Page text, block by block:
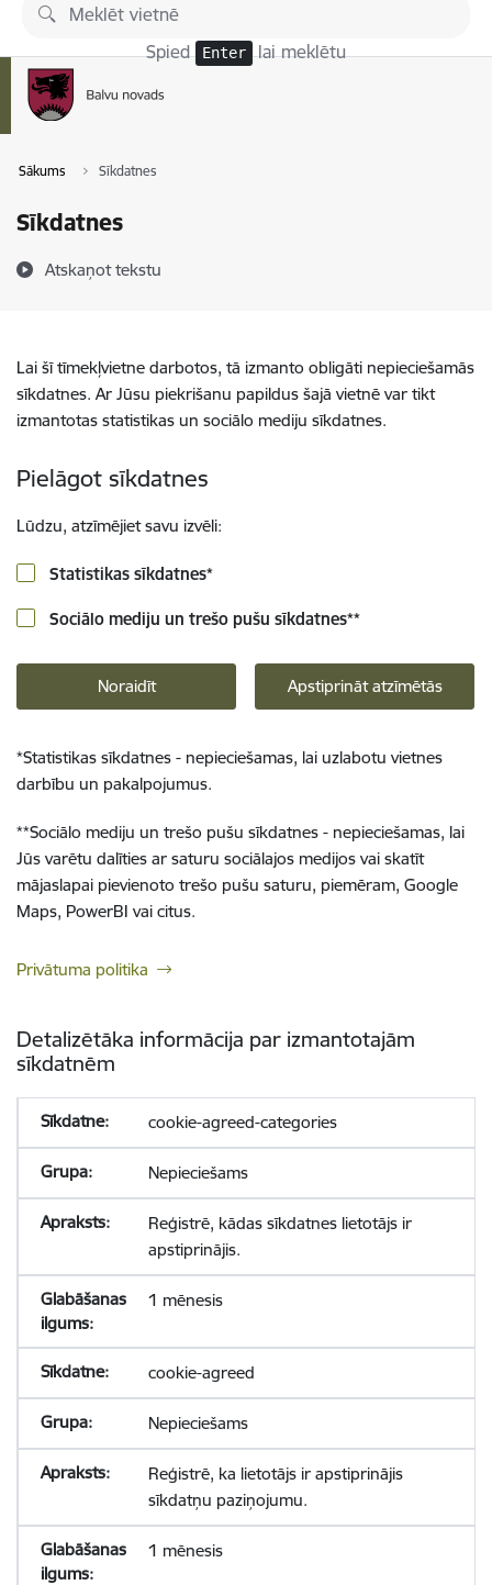
Pāriet uz lapas saturu
Spied Enter lai meklētu
Sākums Sīkdatnes
Sīkdatnes
Atskaņot tekstu
Lai šī tīmekļvietne darbotos, tā izmanto obligāti nepieciešamās
sīkdatnes. Ar Jūsu piekrišanu papildus šajā vietnē var tikt
izmantotas statistikas un sociālo mediju sīkdatnes.
Pielāgot sīkdatnes
Lūdzu, atzīmējiet savu izvēli:
Statistikas sīkdatnes*
Sociālo mediju un trešo pušu sīkdatnes**
Noraidīt Apstiprināt atzīmētās
*Statistikas sīkdatnes - nepieciešamas, lai uzlabotu vietnes
darbību un pakalpojumus.
**Sociālo mediju un trešo pušu sīkdatnes - nepieciešamas, lai
Jūs varētu dalīties ar saturu sociālajos medijos vai skatīt
mājaslapai pievienoto trešo pušu saturu, piemēram, Google
Maps, PowerBI vai citus.
Privātuma politika
Detalizētāka informācija par izmantotajām
sīkdatnēm
cookie-agreed-categories
Nepieciešams
Reģistrē, kādas sīkdatnes lietotājs ir
apstiprinājis.
1 mēnesis
cookie-agreed
Nepieciešams
Reģistrē, ka lietotājs ir apstiprinājis
sīkdatņu paziņojumu.
1 mēnesis